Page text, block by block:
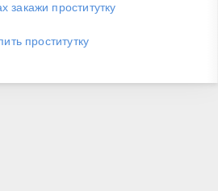
закажи проститутку
проститутку